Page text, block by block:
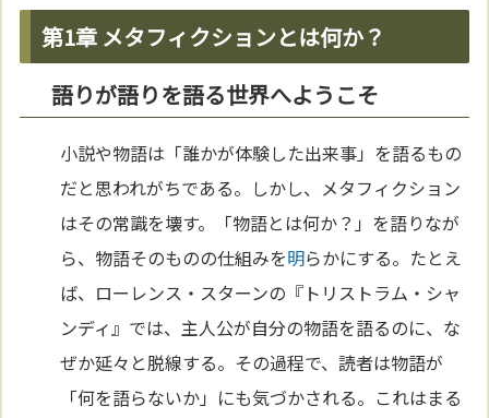
第1章 メタフィクションとは何か？
語りが語りを語る世界へようこそ
小説や物語は「誰かが体験した出来事」を語るもの
だと思われがちである。しかし、メタフィクション
はその常識を壊す。「物語とは何か？」を語りなが
ら、物語そのものの仕組みを明らかにする。たとえ
ば、ローレンス・スターンの『トリストラム・シャ
ンディ』では、主人公が自分の物語を語るのに、な
ぜか延々と脱線する。その過程で、読者は物語が
「何を語らないか」にも気づかされる。これはまる